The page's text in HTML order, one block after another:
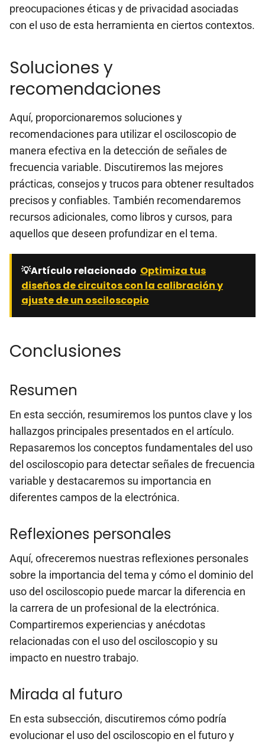
preocupaciones éticas y de privacidad asociadas
con el uso de esta herramienta en ciertos contextos.
Soluciones y
recomendaciones
Aquí, proporcionaremos soluciones y
recomendaciones para utilizar el osciloscopio de
manera efectiva en la detección de señales de
frecuencia variable. Discutiremos las mejores
prácticas, consejos y trucos para obtener resultados
precisos y confiables. También recomendaremos
recursos adicionales, como libros y cursos, para
aquellos que deseen profundizar en el tema.
💡Artículo relacionado Optimiza tus
diseños de circuitos con la calibración y
ajuste de un osciloscopio
Conclusiones
Resumen
En esta sección, resumiremos los puntos clave y los
hallazgos principales presentados en el artículo.
Repasaremos los conceptos fundamentales del uso
del osciloscopio para detectar señales de frecuencia
variable y destacaremos su importancia en
diferentes campos de la electrónica.
Reflexiones personales
Aquí, ofreceremos nuestras reflexiones personales
sobre la importancia del tema y cómo el dominio del
uso del osciloscopio puede marcar la diferencia en
la carrera de un profesional de la electrónica.
Compartiremos experiencias y anécdotas
relacionadas con el uso del osciloscopio y su
impacto en nuestro trabajo.
Mirada al futuro
En esta subsección, discutiremos cómo podría
evolucionar el uso del osciloscopio en el futuro y